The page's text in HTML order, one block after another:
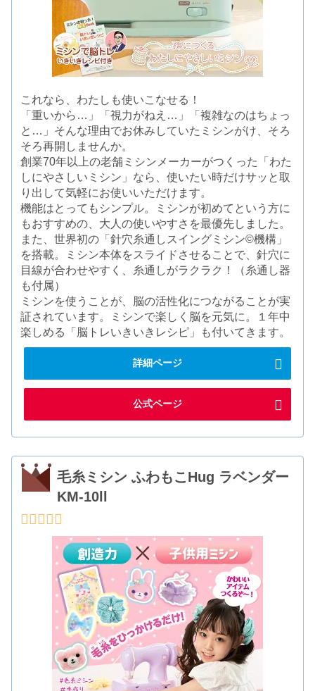
これなら、わたしも使いこなせる！
「重いから…」「視力がねえ…」「複雑なのはちょっ
と…」そんな理由でお休みしていたミシンがけ、そろ
そろ再開しませんか。
創業70年以上の老舗ミシンメーカーがつくった「わた
しにやさしいミシン」なら、使いたい時だけサッと取
り出して気軽にお使いいただけます。
機能はとってもシンプル。ミシンが初めてという方に
もおすすめの、大人の使いやすさを最優先しました。
また、世界初の「針穴糸通しスイングミシン©機構」
を搭載。ミシン本体をスライドさせることで、針穴に
目線が合わせやすく、糸通しがラクラク！（糸通し器
も付属）
ミシンを使うことが、脳の活性化につながることが実
証されています。ミシンで楽しく脳を元気に。１年中
楽しめる「脳トレいきいきレシピ」も付いてきます。
詳細ページ
公式ページ
毛糸ミシン ふわもこHug ラベンダー
KM-10ll